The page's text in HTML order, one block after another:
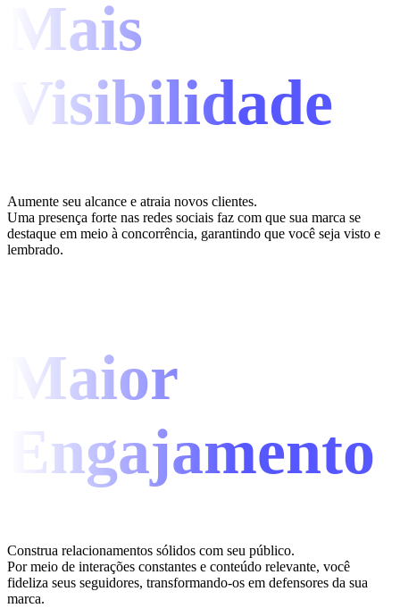
Mais
Visibilidade
Aumente seu alcance e atraia novos clientes.
Uma presença forte nas redes sociais faz com que sua marca se
destaque em meio à concorrência, garantindo que você seja visto e
lembrado.
Maior
Engajamento
Construa relacionamentos sólidos com seu público.
Por meio de interações constantes e conteúdo relevante, você
fideliza seus seguidores, transformando-os em defensores da sua
marca.